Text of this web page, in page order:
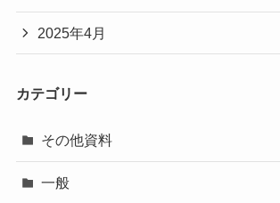
2025年4月
カテゴリー
その他資料
一般